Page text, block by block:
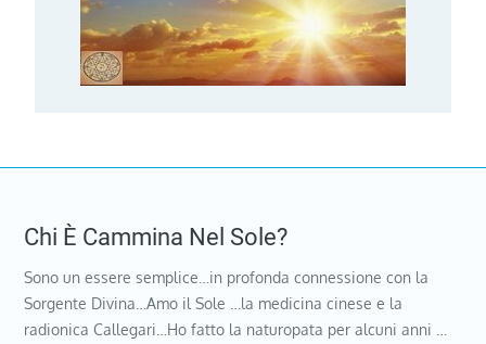
Chi È Cammina Nel Sole?
Sono un essere semplice…in profonda connessione con la
Sorgente Divina…Amo il Sole …la medicina cinese e la
radionica Callegari…Ho fatto la naturopata per alcuni anni …